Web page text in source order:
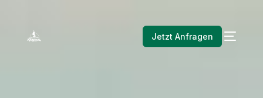
Jetzt Anfragen